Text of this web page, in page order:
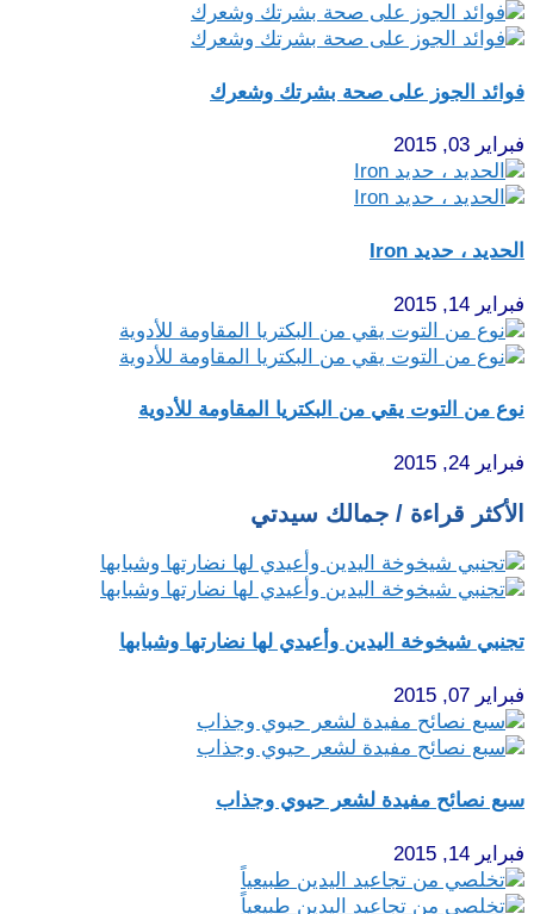
فوائد الجوز على صحة بشرتك وشعرك
فبراير 03, 2015
الحديد ، حديد Iron
فبراير 14, 2015
نوع من التوت يقي من البكتريا المقاومة للأدوية
فبراير 24, 2015
الأكثر قراءة / جمالك سيدتي
تجنبي شيخوخة اليدين وأعيدي لها نضارتها وشبابها
فبراير 07, 2015
سبع نصائح مفيدة لشعر حيوي وجذاب
فبراير 14, 2015